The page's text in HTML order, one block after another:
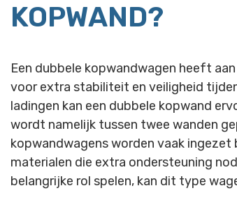
KOPWAND?
Een dubbele kopwandwagen heeft
voor extra stabiliteit en veiligheid
ladingen kan een dubbele kopwand
wordt namelijk tussen twee wanden
kopwandwagens worden vaak
materialen die extra ondersteuning
belangrijke rol spelen, kan dit type